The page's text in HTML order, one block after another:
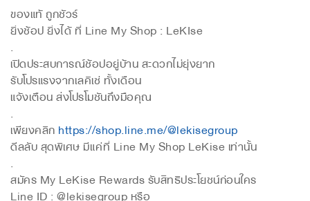
ของแท้ ถูกชัวร์
ยิ่งช้อป ยิ่งได้ ที่ Line My Shop : LeKIse
.
เปิดประสบการณ์ช้อปอยู่บ้าน สะดวกไม่ยุ่งยาก
รับโปรแรงจากเลคิเซ่ ทั้งเดือน
แจ้งเตือน ส่งโปรโมชันถึงมือคุณ
.
เพียงคลิกhttps://shop.line.me/@lekisegroup
ดีลลับ สุดพิเศษ มีแค่ที่ Line My Shop LeKise เท่านั้น
.
สมัคร My LeKise Rewards รับสิทธิประโยชน์ก่อนใคร
Line ID : @lekisegroup หรือ